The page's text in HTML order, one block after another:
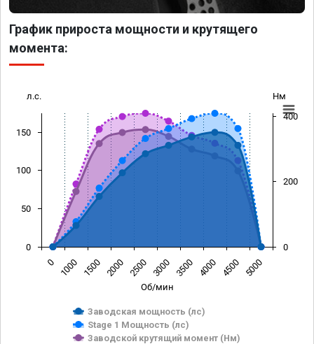
График прироста мощности и крутящего
момента:
Об/мин
л.с. Нм
Заводская мощность (лс)
Stage 1 Мощность (лс)
Заводской крутящий момент (Нм)
0 1000 1500 2000 2500 3000 3500 4000 4500 5000
0
50
100
150
0
200
400